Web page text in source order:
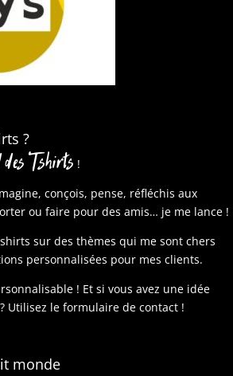
?
des Tshirts !
conçois, pense, réfléchis aux
ou faire pour des amis… je me lance !
sur des thèmes qui me sont chers
personnalisées pour mes clients.
! Et si vous avez une idée
Utilisez le formulaire de contact !
monde